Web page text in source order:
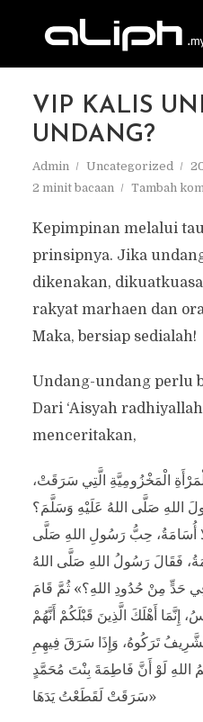
VIP KALIS
UNDANG?
Admin Uncategorized
2 minit bacaan
Tambah
Kepimpinan melalui
prinsipnya. Jika
dikenakan,
rakyat marhaen dan
Maka, bersiap sedialah!
Undang-undang perlu
Dari ‘Aisyah
menceritakan,
الْمَخْزُومِيَّةِ الَّتِي سَرَقَتْ،
اللهِ صَلَّى اللهُ عَلَيْهِ وَسَلَّمَ؟
أُسَامَةُ، حِبُّ رَسُولِ اللهِ صَلَّى
فَقَالَ رَسُولُ اللهِ صَلَّى اللهُ
حَدٍّ مِنْ حُدُودِ اللهِ؟» ثُمَّ قَامَ
إِنَّمَا أَهْلَكَ الَّذِينَ قَبْلَكُمْ أَنَّهُمْ
تَرَكُوهُ، وَإِذَا سَرَقَ فِيهِمِ
اللهِ لَوْ أَنَّ فَاطِمَةَ بِنْتَ مُحَمَّدٍ
سَرَقَتْ لَقَطَعْتُ يَدَهَا»